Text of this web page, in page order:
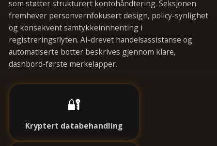
som støtter strukturert kontohåndtering. Seksjonen
fremhever personvernfokusert design, policy-synlighet
og konsekvent samtykkeinnhenting i
registreringsflyten. AI-drevet handelsassistanse og
automatiserte botter beskrives gjennom klare,
dashbord-første merkelapper.
🔐
Kryptert databehandling